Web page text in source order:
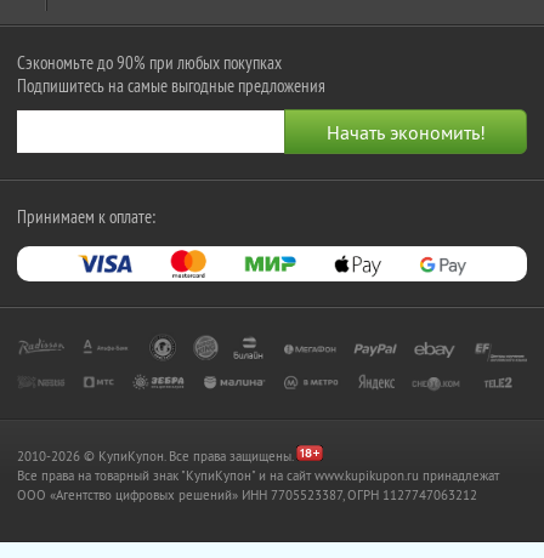
Сэкономьте до 90% при любых покупках
Подпишитесь на самые выгодные предложения
Принимаем к оплате:
2010-2026 © КупиКупон. Все права защищены.
Все права на товарный знак "КупиКупон" и на сайт www.kupikupon.ru принадлежат
OOO «Агентство цифровых решений» ИНН 7705523387, ОГРН 1127747063212